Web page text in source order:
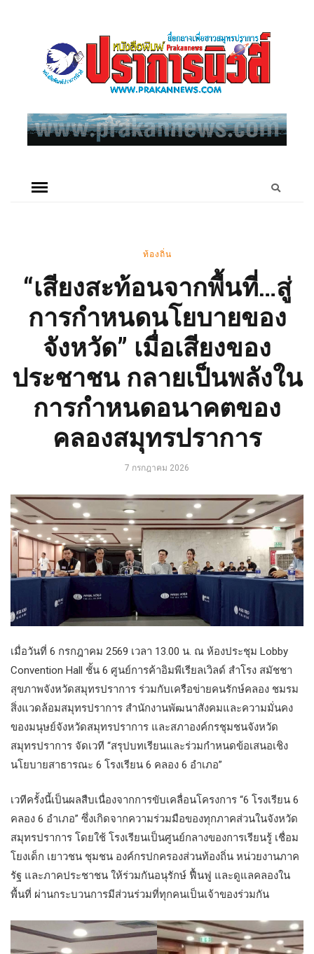
ท้องถิ่น
“เสียงสะท้อนจากพื้นที่…สู่
การกำหนดนโยบายของ
จังหวัด” เมื่อเสียงของ
ประชาชน กลายเป็นพลังใน
การกำหนดอนาคตของ
คลองสมุทรปราการ
7 กรกฎาคม 2026
เมื่อวันที่ 6 กรกฎาคม 2569 เวลา 13.00 น. ณ ห้องประชุม Lobby
Convention Hall ชั้น 6 ศูนย์การค้าอิมพีเรียลเวิลด์ สำโรง สมัชชา
สุขภาพจังหวัดสมุทรปราการ ร่วมกับเครือข่ายคนรักษ์คลอง ชมรม
สิ่งแวดล้อมสมุทรปราการ สำนักงานพัฒนาสังคมและความมั่นคง
ของมนุษย์จังหวัดสมุทรปราการ และสภาองค์กรชุมชนจังหวัด
สมุทรปราการ จัดเวที “สรุปบทเรียนและร่วมกำหนดข้อเสนอเชิง
นโยบายสาธารณะ 6 โรงเรียน 6 คลอง 6 อำเภอ”
เวทีครั้งนี้เป็นผลสืบเนื่องจากการขับเคลื่อนโครงการ “6 โรงเรียน 6
คลอง 6 อำเภอ” ซึ่งเกิดจากความร่วมมือของทุกภาคส่วนในจังหวัด
สมุทรปราการ โดยใช้ โรงเรียนเป็นศูนย์กลางของการเรียนรู้ เชื่อม
โยงเด็ก เยาวชน ชุมชน องค์กรปกครองส่วนท้องถิ่น หน่วยงานภาค
รัฐ และภาคประชาชน ให้ร่วมกันอนุรักษ์ ฟื้นฟู และดูแลคลองใน
พื้นที่ ผ่านกระบวนการมีส่วนร่วมที่ทุกคนเป็นเจ้าของร่วมกัน